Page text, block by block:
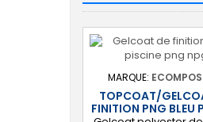
MARQUE:
TOPCOAT/
FINITION PNG BLEU